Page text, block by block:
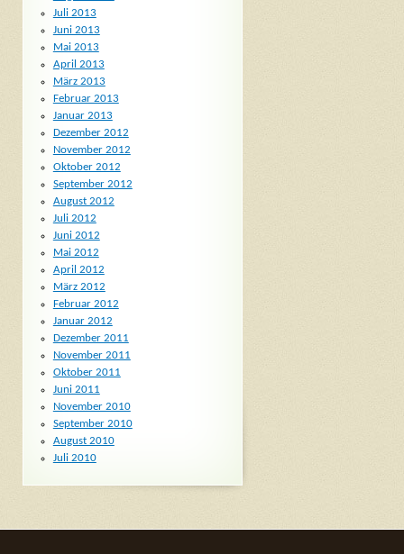
Juli 2013
Juni 2013
Mai 2013
April 2013
März 2013
Februar 2013
Januar 2013
Dezember 2012
November 2012
Oktober 2012
September 2012
August 2012
Juli 2012
Juni 2012
Mai 2012
April 2012
März 2012
Februar 2012
Januar 2012
Dezember 2011
November 2011
Oktober 2011
Juni 2011
November 2010
September 2010
August 2010
Juli 2010